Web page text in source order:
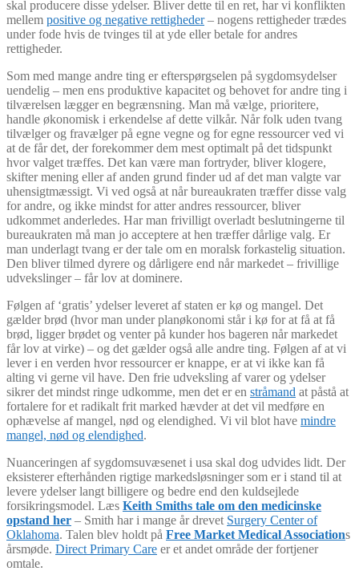
skal producere disse ydelser. Bliver dette til en ret, har vi konflikten
mellem positive og negative rettigheder– nogens rettigheder trædes
under fode hvis de tvinges til at yde eller betale for andres
rettigheder.
Som med mange andre ting er efterspørgselen på sygdomsydelser
uendelig – men ens produktive kapacitet og behovet for andre ting i
tilværelsen lægger en begrænsning. Man må vælge, prioritere,
handle økonomisk i erkendelse af dette vilkår. Når folk uden tvang
tilvælger og fravælger på egne vegne og for egne ressourcer ved vi
at de får det, der forekommer dem mest optimalt på det tidspunkt
hvor valget træffes. Det kan være man fortryder, bliver klogere,
skifter mening eller af anden grund finder ud af det man valgte var
uhensigtmæssigt. Vi ved også at når bureaukraten træffer disse valg
for andre, og ikke mindst for atter andres ressourcer, bliver
udkommet anderledes. Har man frivilligt overladt beslutningerne til
bureaukraten må man jo acceptere at hen træffer dårlige valg. Er
man underlagt tvang er der tale om en moralsk forkastelig situation.
Den bliver tilmed dyrere og dårligere end når markedet – frivillige
udvekslinger – får lov at dominere.
Følgen af ‘gratis’ ydelser leveret af staten er kø og mangel. Det
gælder brød (hvor man under planøkonomi står i kø for at få at få
brød, ligger brødet og venter på kunder hos bageren når markedet
får lov at virke) – og det gælder også alle andre ting. Følgen af at vi
lever i en verden hvor ressourcer er knappe, er at vi ikke kan få
alting vi gerne vil have. Den frie udveksling af varer og ydelser
sikrer det mindst ringe udkomme, men det er en stråmand at påstå at
fortalere for et radikalt frit marked hævder at det vil medføre en
ophævelse af mangel, nød og elendighed. Vi vil blot have mindre
mangel, nød og elendighed.
Nuanceringen af sygdomsuvæsenet i usa skal dog udvides lidt. Der
eksisterer efterhånden rigtige markedsløsninger som er i stand til at
levere ydelser langt billigere og bedre end den kuldsejlede
forsikringsmodel. Læs Keith Smiths tale om den medicinske
opstand her – Smith har i mange år drevet Surgery Center of
Oklahoma. Talen blev holdt på Free Market Medical Associations
årsmøde. Direct Primary Care er et andet område der fortjener
omtale.